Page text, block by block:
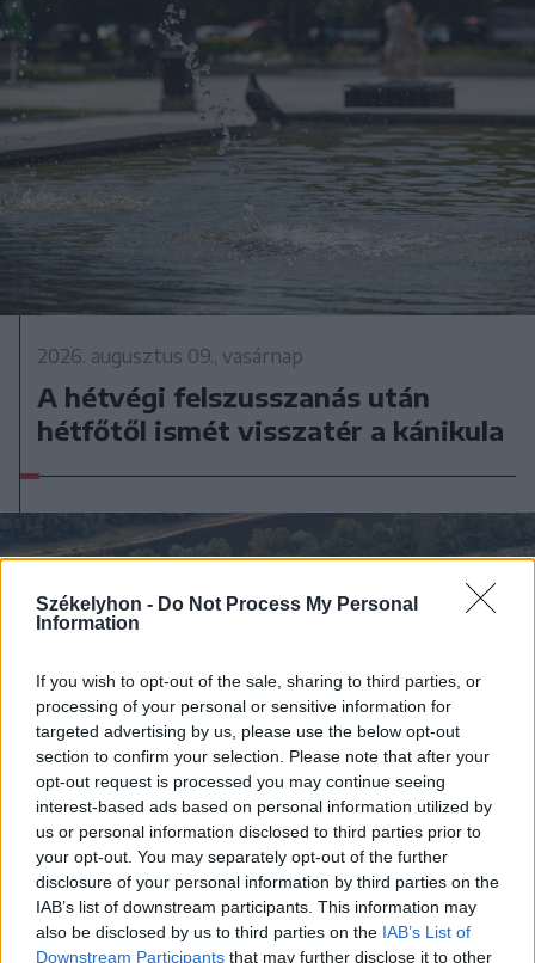
Székelyhon - Do Not Process My Personal
Information
If you wish to opt-out of the sale, sharing to third parties, or
processing of your personal or sensitive information for
targeted advertising by us, please use the below opt-out
section to confirm your selection. Please note that after your
opt-out request is processed you may continue seeing
interest-based ads based on personal information utilized by
us or personal information disclosed to third parties prior to
your opt-out. You may separately opt-out of the further
disclosure of your personal information by third parties on the
IAB’s list of downstream participants. This information may
also be disclosed by us to third parties on the IAB’s List of
Downstream Participants that may further disclose it to other
2026. augusztus 09., vasárnap
A hétvégi felszusszanás után
hétfőtől ismét visszatér a kánikula
2026. augusztus 09., vasárnap
Sikeres volt a vízterelés: nyolc